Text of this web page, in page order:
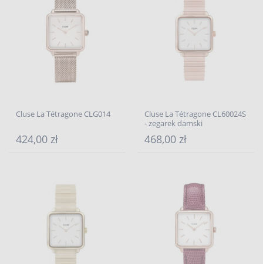
Cluse La Tétragone CLG014
424,00 zł
Cluse La Tétragone CL60024S
- zegarek damski
468,00 zł